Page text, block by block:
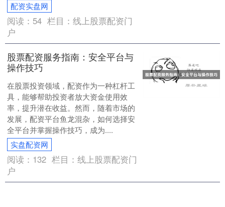
配资实盘网
阅读： 54 栏目：线上股票配资门
户
股票配资服务指南：安全平台与
操作技巧
在股票投资领域，配资作为一种杠杆工
具，能够帮助投资者放大资金使用效
率，提升潜在收益。然而，随着市场的
发展，配资平台鱼龙混杂，如何选择安
全平台并掌握操作技巧，成为....
实盘配资网
阅读： 132 栏目：线上股票配资门
户